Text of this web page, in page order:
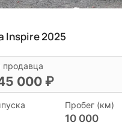
Inspire 2025
продавца
000 ₽
Пробег (км)
10 000